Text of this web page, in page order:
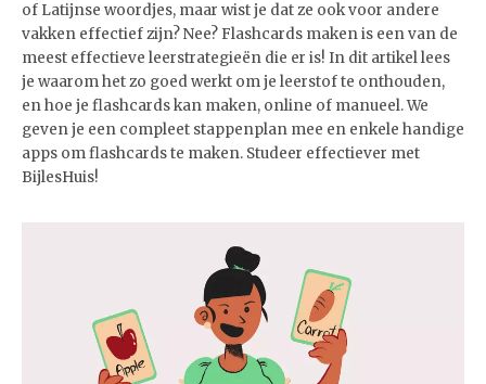
of Latijnse woordjes, maar wist je dat ze ook voor andere
vakken effectief zijn? Nee? Flashcards maken is een van de
meest effectieve leerstrategieën die er is! In dit artikel lees
je waarom het zo goed werkt om je leerstof te onthouden,
en hoe je flashcards kan maken, online of manueel. We
geven je een compleet stappenplan mee en enkele handige
apps om flashcards te maken. Studeer effectiever met
BijlesHuis!